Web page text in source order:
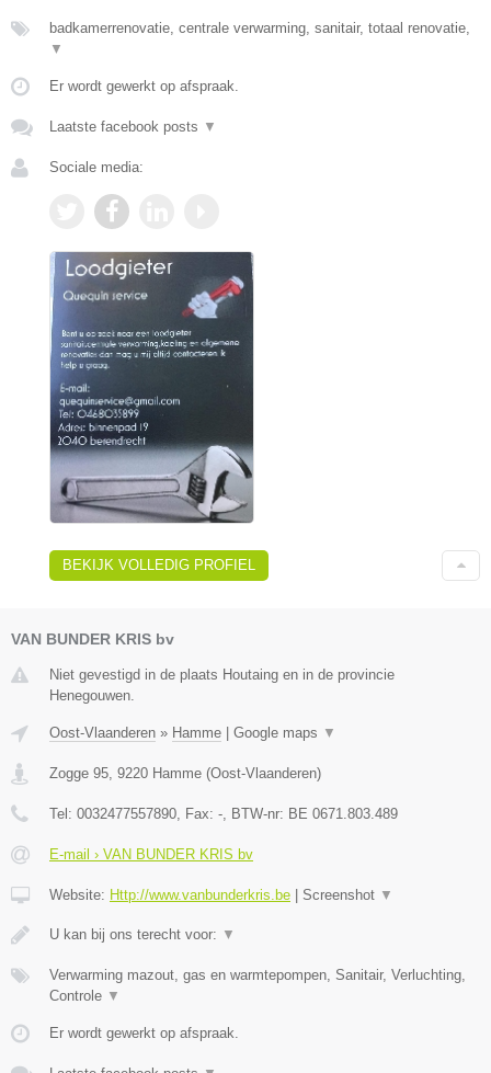
badkamerrenovatie, centrale verwarming, sanitair, totaal renovatie,
▼
Er wordt gewerkt op afspraak.
Laatste facebook posts ▼
Sociale media:
BEKIJK VOLLEDIG PROFIEL
VAN BUNDER KRIS bv
Niet gevestigd in de plaats Houtaing en in de provincie
Henegouwen.
Oost-Vlaanderen » Hamme Google maps ▼
Zogge 95, 9220 Hamme (Oost-Vlaanderen)
Tel: 0032477557890, Fax: -, BTW-nr: BE 0671.803.489
E-mail › VAN BUNDER KRIS bv
Website: Http://www.vanbunderkris.be Screenshot ▼
U kan bij ons terecht voor: ▼
Verwarming mazout, gas en warmtepompen, Sanitair, Verluchting,
Controle ▼
Er wordt gewerkt op afspraak.